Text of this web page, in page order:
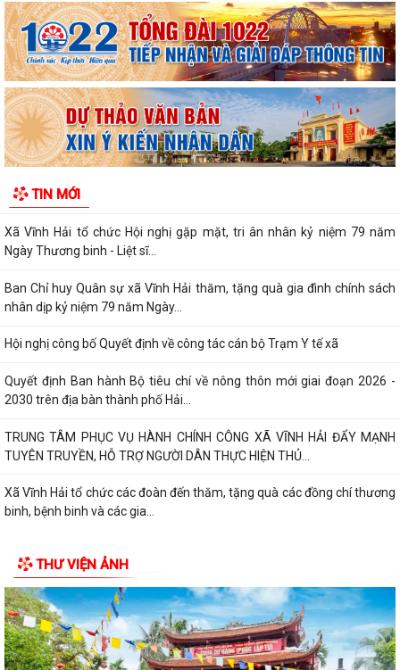
TIN MỚI
Xã Vĩnh Hải tổ chức lễ khởi công xây dựng nhà tình nghĩa tặng gia đình
thương binh nhân dịp kỷ...
Hội liên hiệp phụ nữ xã Vĩnh Hải thăm hỏi, tặng quà thân nhân gia đình
chính sách, người có công...
Quyết định về việc phê duyệt phương án tái cấu trúc thủ tục hành
chính lĩnh vực trẻ em thuộc phạm...
sĩ, thương binh, bệnh binh và...
Xã Vĩnh Hải tổ chức Hội nghị gặp mặt, tri ân nhân kỷ niệm 79 năm
Ngày Thương binh - Liệt sĩ...
Ban Chỉ huy Quân sự xã Vĩnh Hải thăm, tặng quà gia đình chính sách
nhân dịp kỷ niệm 79 năm Ngày...
Hội nghị công bố Quyết định về công tác cán bộ Trạm Y tế xã
Quyết định Ban hành Bộ tiêu chí về nông thôn mới giai đoạn 2026 -
2030 trên địa bàn thành phố Hải...
TRUNG TÂM PHỤC VỤ HÀNH CHÍNH CÔNG XÃ VĨNH HẢI ĐẨY MẠNH
TUYÊN TRUYỀN, HỖ TRỢ NGƯỜI DÂN THỰC HIỆN THỦ...
Xã Vĩnh Hải tổ chức các đoàn đến thăm, tặng quà các đồng chí thương
binh, bệnh binh và các gia...
hành, bị bãi bỏ thuộc phạm vi chức...
Quyết định Ban hành Bộ tiêu chí về nông thôn mới giai đoạn 2026 -
2030trên địa bàn thành phố Hải...
Xã Vĩnh Hải phối hợp với Hội đồng hương thành phố Hải Phòng, Chi hội
THƯ VIỆN ẢNH